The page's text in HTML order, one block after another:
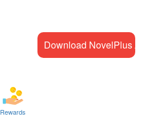
Download NovelPlus
Rewards